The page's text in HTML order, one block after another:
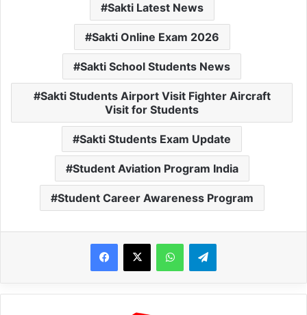
Sakti Latest News
Sakti Online Exam 2026
Sakti School Students News
Sakti Students Airport Visit Fighter Aircraft
Visit for Students
Sakti Students Exam Update
Student Aviation Program India
Student Career Awareness Program
WhatsAppTelegram